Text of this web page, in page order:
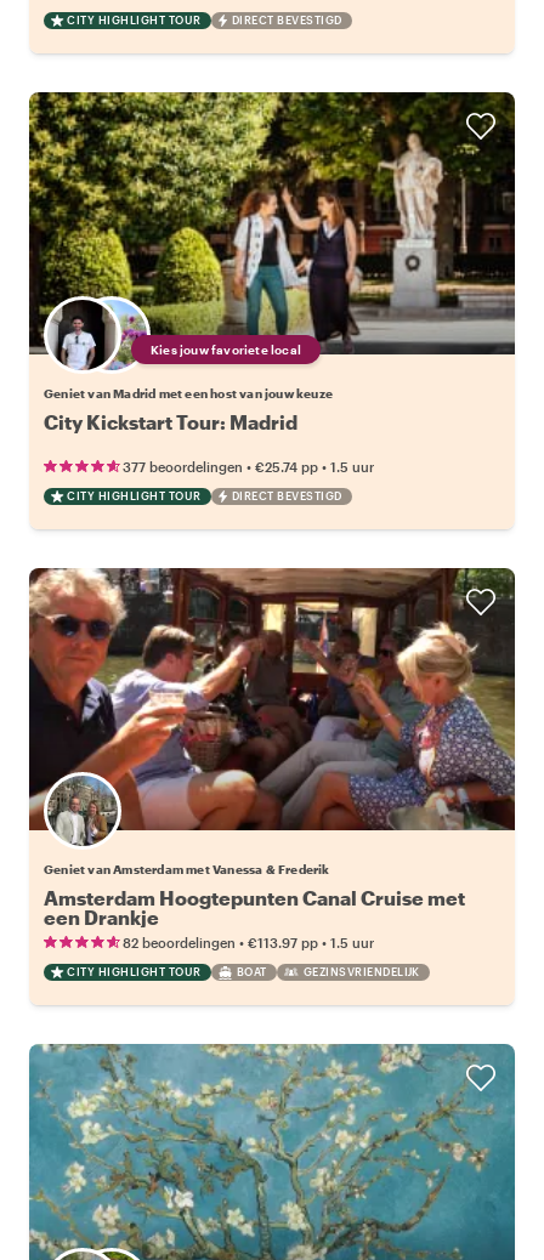
CITY HIGHLIGHT TOUR DIRECT BEVESTIGD
Kies jouw favoriete local
Geniet van Madrid met een host van jouw keuze
City Kickstart Tour: Madrid
377 beoordelingen • €25.74 pp • 1.5 uur
CITY HIGHLIGHT TOUR DIRECT BEVESTIGD
Geniet van Amsterdam met Vanessa & Frederik
Amsterdam Hoogtepunten Canal Cruise met
een Drankje
82 beoordelingen • €113.97 pp • 1.5 uur
CITY HIGHLIGHT TOUR BOAT GEZINSVRIENDELIJK